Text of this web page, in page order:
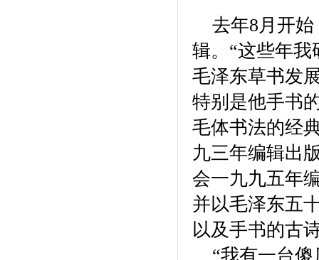
去年8月开
辑。“这些年
毛泽东草书发
特别是他手书
毛体书法的经
九三年编辑出
会一九九五年
并以毛泽东五
以及手书的古
“我有一台